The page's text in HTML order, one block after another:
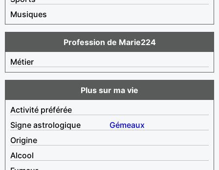
Musiques
Profession de Marie224
Métier
Plus sur ma vie
Activité préférée
Signe astrologique
Gémeaux
Origine
Alcool